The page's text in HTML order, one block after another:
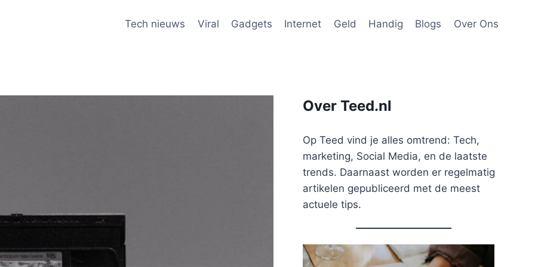
Tech nieuws Viral Gadgets Internet Geld Handig Blogs Over Ons
Over Teed.nl
Op Teed vind je alles omtrend: Tech,
marketing, Social Media, en de laatste
trends. Daarnaast worden er regelmatig
artikelen gepubliceerd met de meest
actuele tips.